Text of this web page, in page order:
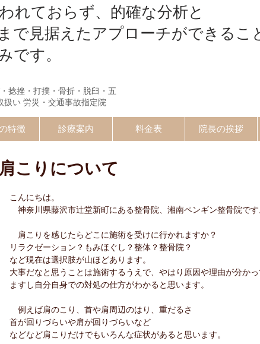
れておらず、的確な分析と
で見据えたアプローチができるこ
です。
捻挫・打撲・骨折・脱臼・五
い 労災・交通事故指定院
特徴 診療案内 料金表 院長の挨拶
肩こりについて
こんにちは。
神奈川県藤沢市辻堂新町にある整骨院、湘南ペンギン整骨院です
肩こりを感じたらどこに施術を受けに行かれますか？
リラクゼーション？もみほぐし？整体？整骨院？
など現在は選択肢が山ほどあります。
大事だなと思うことは施術するうえで、やはり原因や理由が分か
ますし自分自身での対処の仕方がわかると思います。
例えば肩のこり、首や肩周辺のはり、重だるさ
首が回りづらいや肩が回りづらいなど
などなど肩こりだけでもいろんな症状があると思います。